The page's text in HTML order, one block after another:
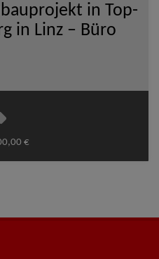
in Top-
in Linz – Büro
€